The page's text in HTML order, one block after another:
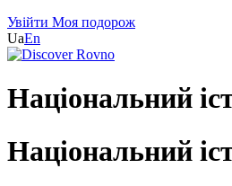
Увійти Моя подорож
UaEn
Національний
Національний